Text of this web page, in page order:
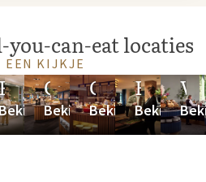
can-eat locaties
EEN KIJKJE
Gilze
Bekijk
Groningen
Bekijk
Hoorn
Bekijk